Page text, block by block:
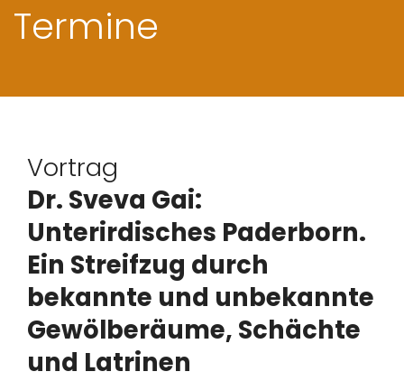
Termine
Vortrag
Dr. Sveva Gai:
Unterirdisches Paderborn.
Ein Streifzug durch
bekannte und unbekannte
Gewölberäume, Schächte
und Latrinen